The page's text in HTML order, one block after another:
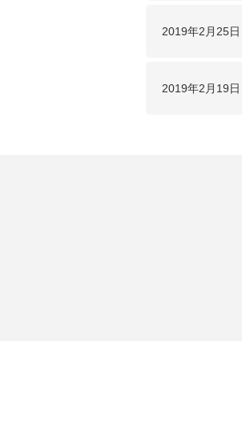
2019年2月25日
2019年2月19日